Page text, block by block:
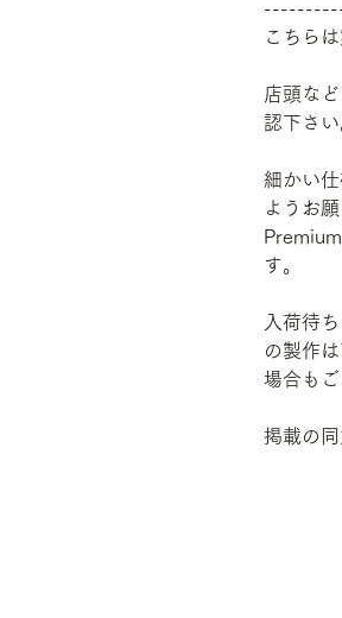
こちら
店頭な
認下さい
細かい
ようお
す。
入荷待
の製作
場合も
掲載の